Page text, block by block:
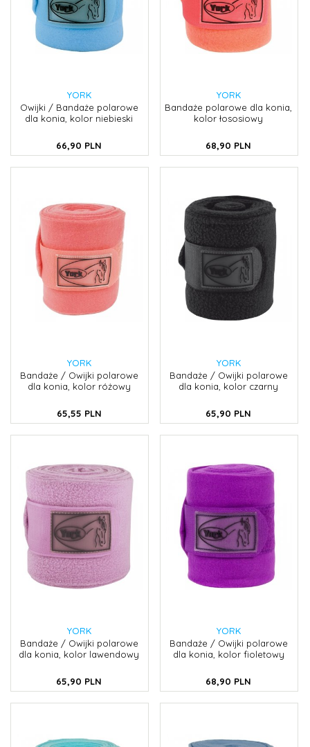
YORK
Owijki / Bandaże polarowe
dla konia, kolor niebieski
66,90 PLN
YORK
Bandaże polarowe dla konia,
kolor łososiowy
68,90 PLN
YORK
Bandaże / Owijki polarowe
dla konia, kolor różowy
65,55 PLN
YORK
Bandaże / Owijki polarowe
dla konia, kolor czarny
65,90 PLN
YORK
Bandaże / Owijki polarowe
dla konia, kolor lawendowy
65,90 PLN
YORK
Bandaże / Owijki polarowe
dla konia, kolor fioletowy
68,90 PLN